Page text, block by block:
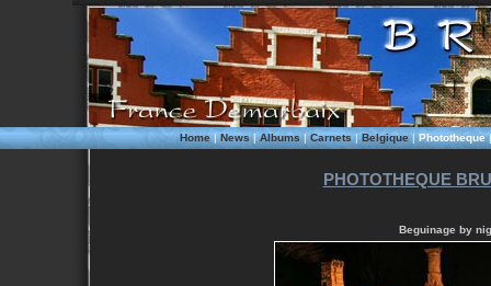
Home|News|Albums|Carnets|Belgique|Phototheque
PHOTOTHEQUE
Beguinage by